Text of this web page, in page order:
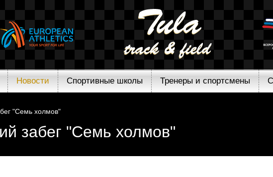
Новости Спортивные школы Тренеры и спортсмены
"Семь холмов"
забег "Семь холмов"